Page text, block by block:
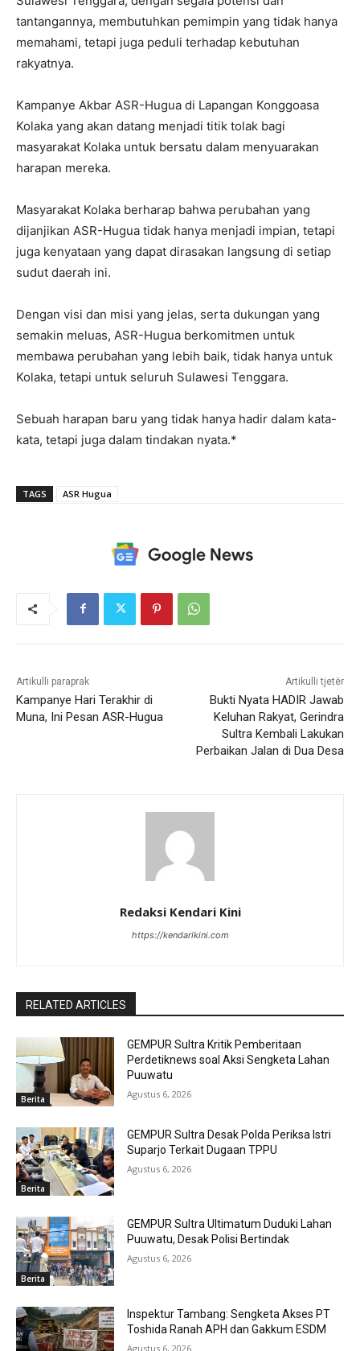
tantangannya, membutuhkan pemimpin yang tidak hanya
memahami, tetapi juga peduli terhadap kebutuhan
rakyatnya.
Kampanye Akbar ASR-Hugua di Lapangan Konggoasa
Kolaka yang akan datang menjadi titik tolak bagi
masyarakat Kolaka untuk bersatu dalam menyuarakan
harapan mereka.
Masyarakat Kolaka berharap bahwa perubahan yang
dijanjikan ASR-Hugua tidak hanya menjadi impian, tetapi
juga kenyataan yang dapat dirasakan langsung di setiap
sudut daerah ini.
Dengan visi dan misi yang jelas, serta dukungan yang
semakin meluas, ASR-Hugua berkomitmen untuk
membawa perubahan yang lebih baik, tidak hanya untuk
Kolaka, tetapi untuk seluruh Sulawesi Tenggara.
Sebuah harapan baru yang tidak hanya hadir dalam kata-
kata, tetapi juga dalam tindakan nyata.*
TAGS ASR Hugua
Artikulli paraprak
Kampanye Hari Terakhir di
Muna, Ini Pesan ASR-Hugua
Artikulli tjetër
Bukti Nyata HADIR Jawab
Keluhan Rakyat, Gerindra
Sultra Kembali Lakukan
Perbaikan Jalan di Dua Desa
Redaksi Kendari Kini
https://kendarikini.com
RELATED ARTICLES
Berita
GEMPUR Sultra Kritik Pemberitaan
Perdetiknews soal Aksi Sengketa Lahan
Puuwatu
Agustus 6, 2026
Berita
GEMPUR Sultra Desak Polda Periksa Istri
Suparjo Terkait Dugaan TPPU
Agustus 6, 2026
Berita
GEMPUR Sultra Ultimatum Duduki Lahan
Puuwatu, Desak Polisi Bertindak
Agustus 6, 2026
Inspektur Tambang: Sengketa Akses PT
Toshida Ranah APH dan Gakkum ESDM
Agustus 6, 2026